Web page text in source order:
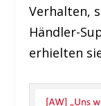
Verhalten,
Händler-
erhielten